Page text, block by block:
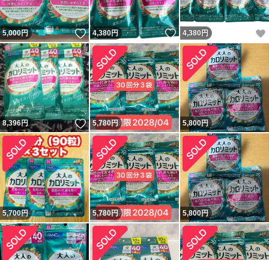
5,000円 いいね！
4,380円 いいね！
4,380 円
8,396円 いいね！
5,780円 5,800円
5,700円 5,780円 5,800円